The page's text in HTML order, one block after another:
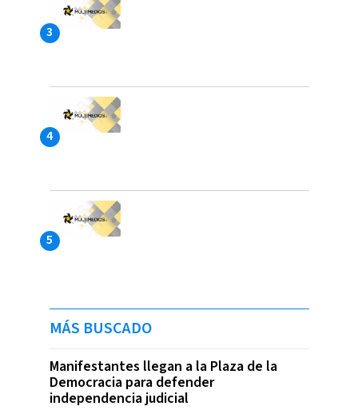
MÁS BUSCADO
Manifestantes llegan a la Plaza de la
Democracia para defender
independencia judicial